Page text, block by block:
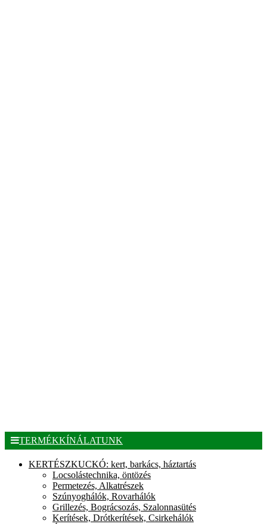
TERMÉKKÍNÁLATUNK
KERTÉSZKUCKÓ: kert, barkács, háztartás
Locsolástechnika, öntözés
Permetezés, Alkatrészek
Szúnyoghálók, Rovarhálók
Grillezés, Bográcsozás, Szalonnasütés
Kerítések, Drótkerítések, Csirkehálók